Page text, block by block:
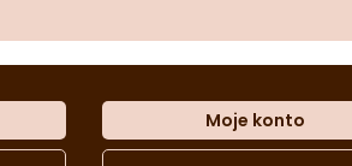
Moje konto